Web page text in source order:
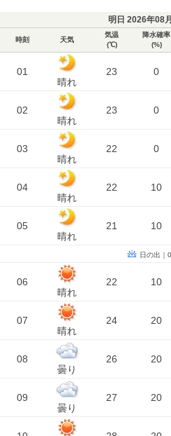
明日 2026年08
時刻 天気
気温
(℃)
降水確率
(%)
01
晴れ
23 0
02
晴れ
23 0
03
晴れ
22 0
04
晴れ
22 10
05
晴れ
21 10
日の出｜
06
晴れ
22 10
07
晴れ
24 20
08
曇り
26 20
09
曇り
27 20